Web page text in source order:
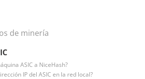
de minería
ASIC a NiceHash?
IP del ASIC en la red local?